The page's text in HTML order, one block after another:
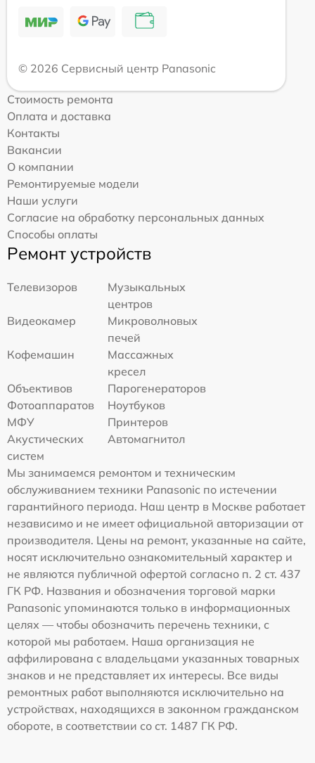
© 2026 Сервисный центр Panasonic
Стоимость ремонта
Оплата и доставка
Контакты
Вакансии
О компании
Ремонтируемые модели
Наши услуги
Согласие на обработку персональных данных
Способы оплаты
Ремонт устройств
Телевизоров
Музыкальных
центров
Видеокамер
Микроволновых
печей
Кофемашин
Массажных
кресел
Объективов
Парогенераторов
Фотоаппаратов
Ноутбуков
МФУ
Принтеров
Акустических
систем
Автомагнитол
Мы занимаемся ремонтом и техническим
обслуживанием техники Panasonic по истечении
гарантийного периода. Наш центр в Москве работает
независимо и не имеет официальной авторизации от
производителя. Цены на ремонт, указанные на сайте,
носят исключительно ознакомительный характер и
не являются публичной офертой согласно п. 2 ст. 437
ГК РФ. Названия и обозначения торговой марки
Panasonic упоминаются только в информационных
целях — чтобы обозначить перечень техники, с
которой мы работаем. Наша организация не
аффилирована с владельцами указанных товарных
знаков и не представляет их интересы. Все виды
ремонтных работ выполняются исключительно на
устройствах, находящихся в законном гражданском
обороте, в соответствии со ст. 1487 ГК РФ.